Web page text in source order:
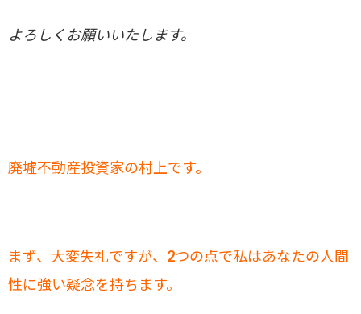
よろしくお願いいたします。
廃墟不動産投資家の村上です。
まず、大変失礼ですが、2つの点で私はあなたの人間
性に強い疑念を持ちます。